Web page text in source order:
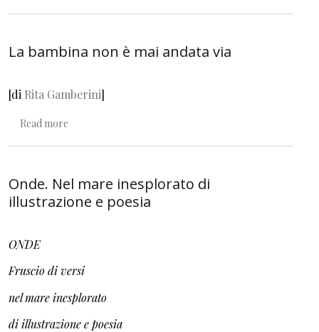
La bambina non è mai andata via
[di Rita Gamberini]
Read more
Onde. Nel mare inesplorato di
illustrazione e poesia
ONDE
Fruscio di versi
nel mare inesplorato
di illustrazione e poesia